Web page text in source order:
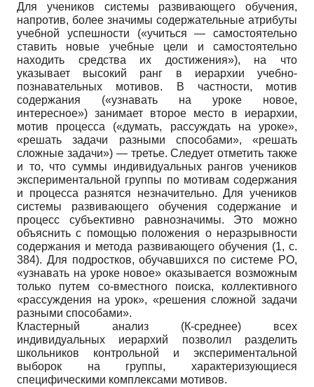
Для учеников системы развивающего обучения,
напротив, более значимы содержательные атрибуты
учебной успешности («учиться — самостоятельно
ставить новые учебные цели и самостоятельно
находить средства их достижения»), на что
указывает высокий ранг в иерархии учебно-
познавательных мотивов. В частности, мотив
содержания («узнавать на уроке новое,
интересное») занимает второе место в иерархии,
мотив процесса («думать, рассуждать на уроке»,
«решать задачи разными способами», «решать
сложные задачи») — третье. Следует отметить также
и то, что суммы индивидуальных рангов учеников
экспериментальной группы по мотивам содержания
и процесса разнятся незначительно. Для учеников
системы развивающего обучения содержание и
процесс субъективно равнозначимы. Это можно
объяснить с помощью положения о неразрывности
содержания и метода развивающего обучения (1, c.
384). Для подростков, обучавшихся по системе РО,
«узнавать на уроке новое» оказывается возможным
только путем со-вместного поиска, коллективного
«рассуждения на урок», «решения сложной задачи
разными способами».
Кластерный анализ (К-среднее) всех
индивидуальных иерархий позволил разделить
школьников контрольной и экспериментальной
выборок на группы, характеризующиеся
специфическими комплексами мотивов.